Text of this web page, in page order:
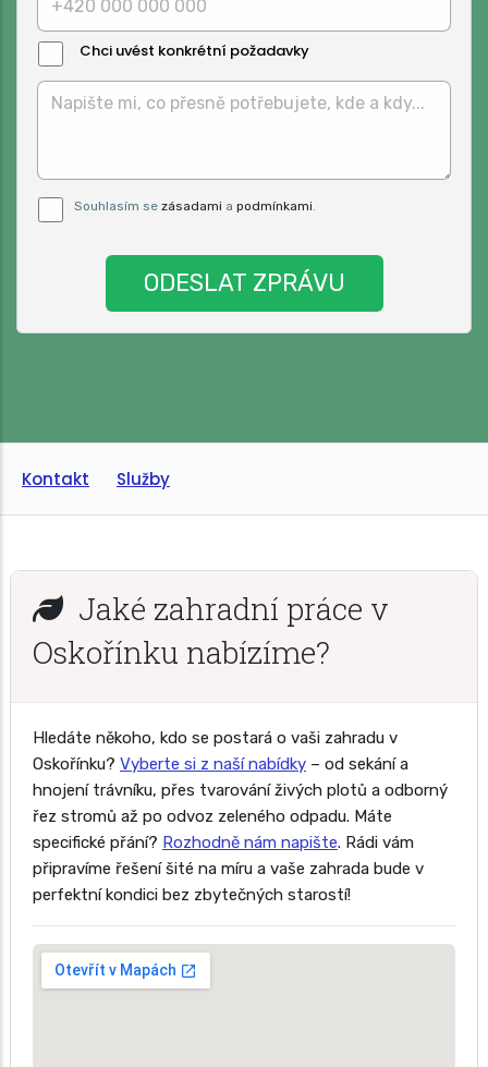
Chci uvést konkrétní požadavky
Zprávy:
Pro odeslání musite odsouhlasit naše
podmínky.
Souhlasím se zásadami a podmínkami.
Kontakt Služby
Jaké zahradní práce v
Oskořínku nabízíme?
Hledáte někoho, kdo se postará o vaši zahradu v
Oskořínku? Vyberte si z naší nabídky – od sekání a
hnojení trávníku, přes tvarování živých plotů a odborný
řez stromů až po odvoz zeleného odpadu. Máte
specifické přání? Rozhodně nám napište. Rádi vám
připravíme řešení šité na míru a vaše zahrada bude v
perfektní kondici bez zbytečných starostí!